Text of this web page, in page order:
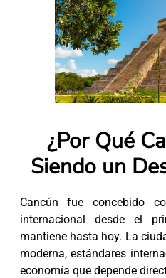
¿Por Qué
Siendo un
Cancún fue concebido
internacional desde el
mantiene hasta hoy. La
moderna, estándares
economía que depende